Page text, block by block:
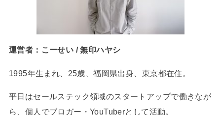
運営者：こーせい / 無印ハヤシ
1995年生まれ、25歳、福岡県出身、東京都在住。
平日はセールステック領域のスタートアップで働きなが
ら、個人でブロガー・YouTuberとして活動。